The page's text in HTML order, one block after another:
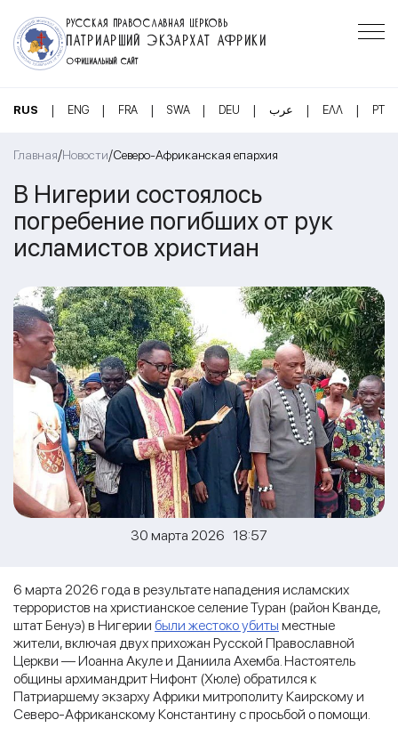
РУССКАЯ ПРАВОСЛАВНАЯ ЦЕРКОВЬ
ПАТРИАРШИЙ ЭКЗАРХАТ АФРИКИ
ОФИЦИАЛЬНЫЙ САЙТ
RUS | ENG | FRA | SWA | DEU | عرب | ΕΛΛ | PT
Главная/Новости/Северо-Африканская епархия
В Нигерии состоялось
погребение погибших от рук
исламистов христиан
30 марта 2026 18:57
6 марта 2026 года в результате нападения исламских
террористов на христианское селение Туран (район Кванде,
штат Бенуэ) в Нигерии были жестоко убиты местные
жители, включая двух прихожан Русской Православной
Церкви — Иоанна Акуле и Даниила Ахемба. Настоятель
общины архимандрит Нифонт (Хюле) обратился к
Патриаршему экзарху Африки митрополиту Каирскому и
Северо-Африканскому Константину с просьбой о помощи.